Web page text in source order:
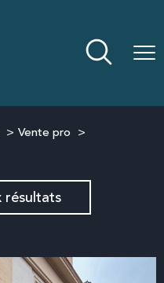
Vente pro
résultats